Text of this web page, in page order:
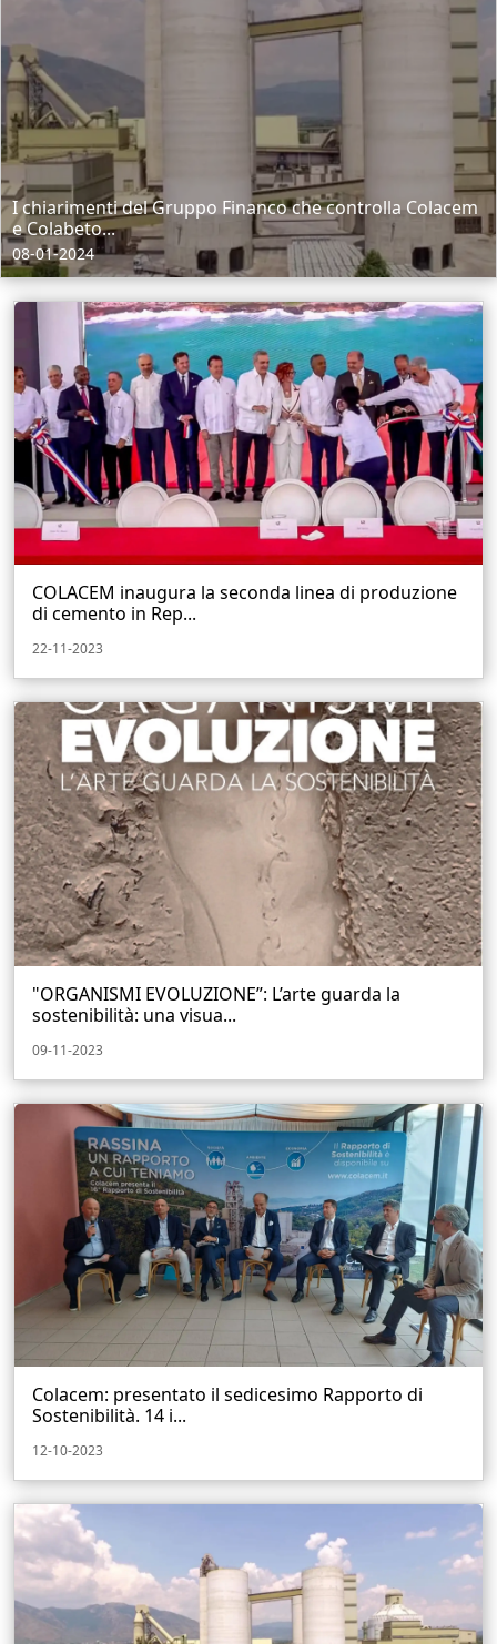
I chiarimenti del Gruppo Financo che controlla Colacem
e Colabeto...
08-01-2024
COLACEM inaugura la seconda linea di produzione
di cemento in Rep...
22-11-2023
"ORGANISMI EVOLUZIONE”: L’arte guarda la
sostenibilità: una visua...
09-11-2023
Colacem: presentato il sedicesimo Rapporto di
Sostenibilità. 14 i...
12-10-2023